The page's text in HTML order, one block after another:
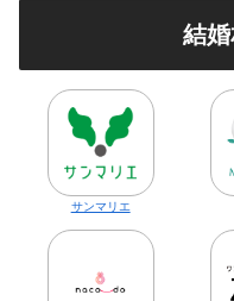
結
サンマリエ